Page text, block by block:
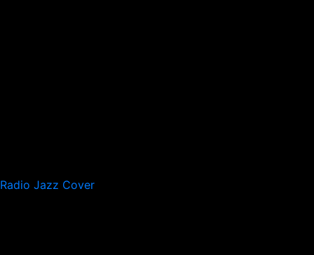
Radio Jazz Cover